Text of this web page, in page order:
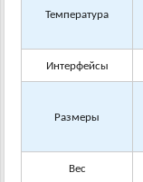
Температура
Интерфейсы
Размеры
Вес